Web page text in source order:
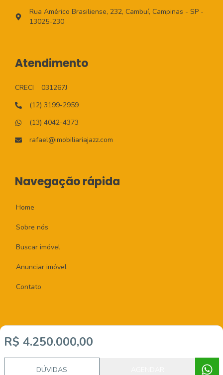
R$ 4.250.000,00
DÚVIDAS
Rua Américo Brasiliense, 232, Cambuí, Campinas - SP -
13025-230
Atendimento
CRECI
031267J
(12) 3199-2959
(13) 4042-4373
rafael@imobiliariajazz.com
Navegação rápida
Home
Sobre nós
Buscar imóvel
Anunciar imóvel
Contato
Imobiliária Certificada:
Selo de Tecnologia Loft